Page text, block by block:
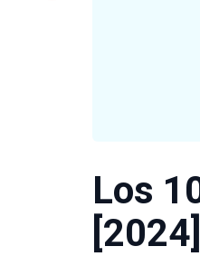
Los
[2024]